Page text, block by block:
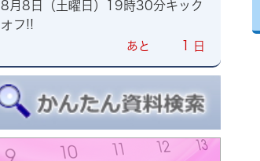
8月8日（土曜日）19時30分キック
オフ!!
あと 1 日